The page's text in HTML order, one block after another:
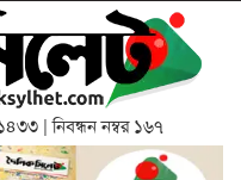
| নিবন্ধন নম্বর ১৬৭